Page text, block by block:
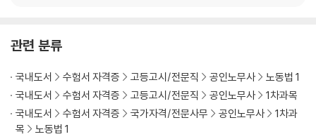
관련 분류
국내도서 수험서 자격증 고등고시/전문직 공인노무사
노동법 1
국내도서
수험서 자격증 고등고시/전문직 공인노무사
1차과목
국내도서
수험서 자격증 국가자격/전문사무 공인노무사
1차과
목
노동법 1